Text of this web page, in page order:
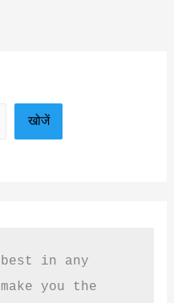
खोजें
in any
you the